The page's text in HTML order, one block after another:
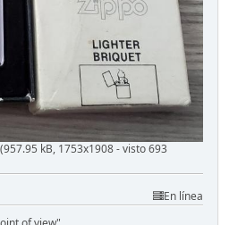
(957.95 kB, 1753x1908 - visto 693
En línea